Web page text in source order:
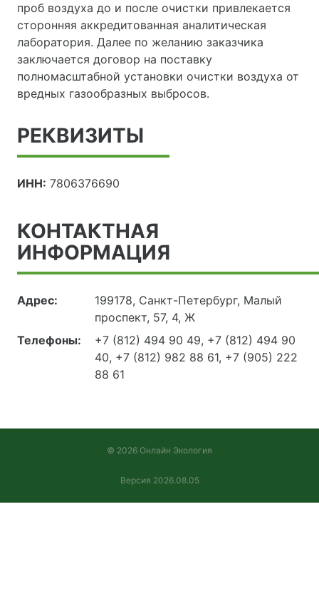
проб воздуха до и после очистки привлекается
сторонняя аккредитованная аналитическая
лаборатория. Далее по желанию заказчика
заключается договор на поставку
полномасштабной установки очистки воздуха от
вредных газообразных выбросов.
РЕКВИЗИТЫ
ИНН: 7806376690
КОНТАКТНАЯ
ИНФОРМАЦИЯ
Адрес:
199178, Санкт-Петербург, Малый
проспект, 57, 4, Ж
Телефоны:
+7 (812) 494 90 49, +7 (812) 494 90
40, +7 (812) 982 88 61, +7 (905) 222
88 61
© 2026 Онлайн Экология
Версия 2026.08.05